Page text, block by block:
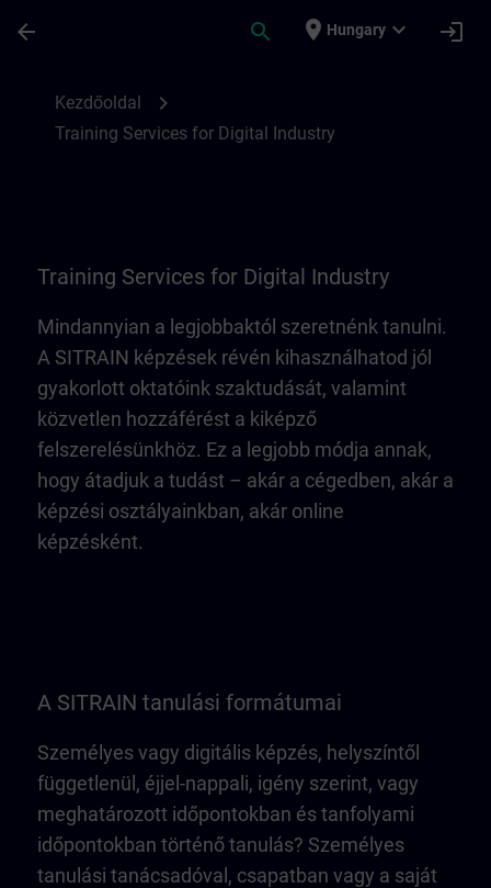
arrow_back search place Hungary expand_more login
Kezdőoldal chevron_right
Training Services for Digital Industry
Training Services for Digital Industry
Mindannyian a legjobbaktól szeretnénk tanulni.
A SITRAIN képzések révén kihasználhatod jól
gyakorlott oktatóink szaktudását, valamint
közvetlen hozzáférést a kiképző
felszerelésünkhöz. Ez a legjobb módja annak,
hogy átadjuk a tudást – akár a cégedben, akár a
képzési osztályainkban, akár online
képzésként.
A SITRAIN tanulási formátumai
Személyes vagy digitális képzés, helyszíntől
függetlenül, éjjel-nappali, igény szerint, vagy
meghatározott időpontokban és tanfolyami
időpontokban történő tanulás? Személyes
tanulási tanácsadóval, csapatban vagy a saját